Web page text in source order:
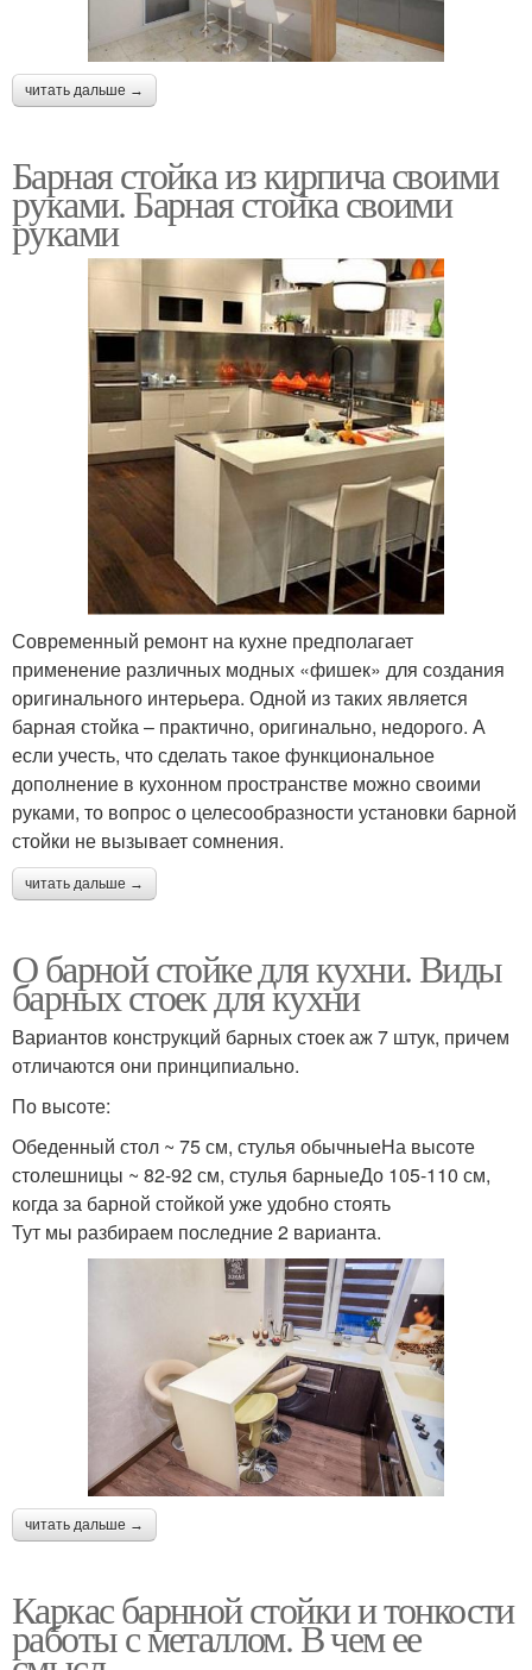
читать дальше →
Барная стойка из кирпича своими
руками. Барная стойка своими
руками
Современный ремонт на кухне предполагает
применение различных модных «фишек» для создания
оригинального интерьера. Одной из таких является
барная стойка – практично, оригинально, недорого. А
если учесть, что сделать такое функциональное
дополнение в кухонном пространстве можно своими
руками, то вопрос о целесообразности установки барной
стойки не вызывает сомнения.
читать дальше →
О барной стойке для кухни. Виды
барных стоек для кухни
Вариантов конструкций барных стоек аж 7 штук, причем
отличаются они принципиально.
По высоте:
Обеденный стол ~ 75 см, стулья обычныеНа высоте
столешницы ~ 82-92 см, стулья барныеДо 105-110 см,
когда за барной стойкой уже удобно стоять
Тут мы разбираем последние 2 варианта.
читать дальше →
Каркас барнной стойки и тонкости
работы с металлом. В чем ее